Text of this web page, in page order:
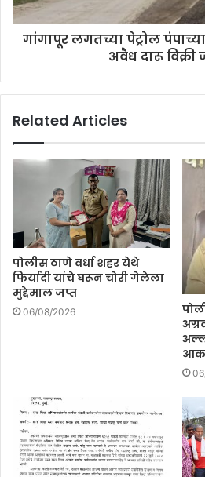
गांगापूर लगतच्या पेट्रोल
अवैध दारू विक्री
Related Articles
पोलीस ठाणे वर्धा शहर येथे
फिर्यादी यांचे घरून चोरी गेलेला
मुद्देमाल जप्त
06/08/2026